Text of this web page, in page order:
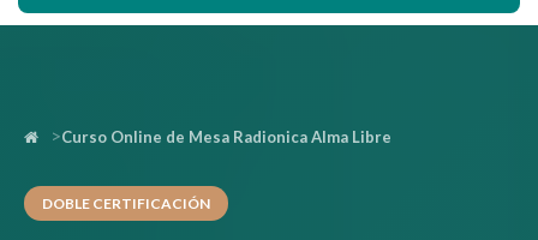
Curso Online de Mesa Radionica Alma Libre
DOBLE CERTIFICACIÓN